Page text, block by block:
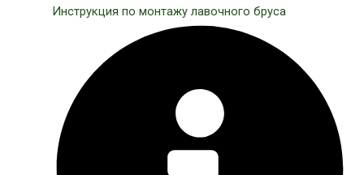
Инструкция по монтажу лавочного бруса